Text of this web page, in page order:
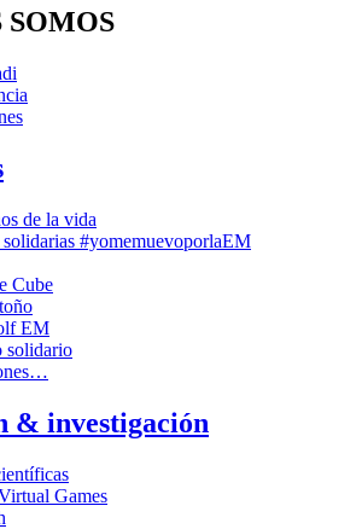
SOMOS
de la vida
#yomemuevoporlaEM
Cube
EM
solidario
& investigación
Games